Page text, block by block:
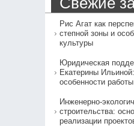
Рис Агат как
степной зоны и
культуры
Юридическая
Екатерины
особенности работы
Инженерно-
строительства:
реализации